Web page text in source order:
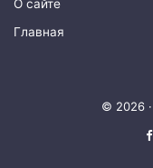
О сайте
Главная
© 2026